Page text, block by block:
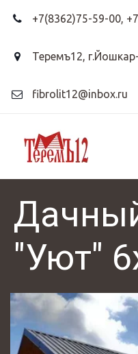
+7(8362)75-59-00,
Теремъ12,
fibrolit12@inbox.ru
"Уют"